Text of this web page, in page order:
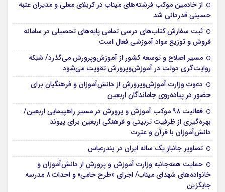
از خادمین موکب فرشته‌های میناب در کربلای معلی و مدیران عتبه
حسینی قدردانی شد
ثبت سفارش کتاب‌های درسی تمامی پایه‌های تحصیلی در سامانه
فروش و توزیع مواد آموزشی فعال است
مسیر اصلاح و توسعه کشور از آموزش‌وپرورش می‌گذرد/ شبکه
روایت‌‌گری دولت در آموزش‌وپرورش تقویت می‌شود
دعوت وزارت آموزش‌وپرورش از دانش‌آموزان و فرهنگیان برای
حضور در پیاده‌روی جاماندگان اربعین
فعالیت ۹۸ موکب آموزش و پرورش در مسیر راهپیمایی اربعین/
بهره‌گیری از ظرفیت تربیتی و فرهنگی اربعین برای پیوند
دانش‌آموزان با قرآن و عترت
تصاویر جانباز یک ساله ایران در بندرعباس
حمایت همه‌جانبه وزارت آموزش و پرورش از دانش‌آموزان و
خانواده‌های شهدای میناب/ اجرای «طرح حامی» و احداث ۸ مدرسه
جایگزین